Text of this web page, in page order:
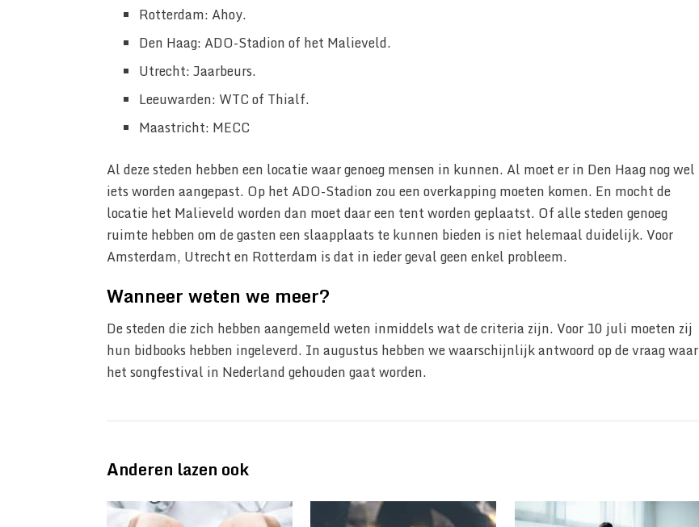
Rotterdam: Ahoy.
Den Haag: ADO-Stadion of het Malieveld.
Utrecht: Jaarbeurs.
Leeuwarden: WTC of Thialf.
Maastricht: MECC
Al deze steden hebben een locatie waar genoeg mensen in kunnen. Al moet er in Den Haag nog wel
iets worden aangepast. Op het ADO-Stadion zou een overkapping moeten komen. En mocht de
locatie het Malieveld worden dan moet daar een tent worden geplaatst. Of alle steden genoeg
ruimte hebben om de gasten een slaapplaats te kunnen bieden is niet helemaal duidelijk. Voor
Amsterdam, Utrecht en Rotterdam is dat in ieder geval geen enkel probleem.
Wanneer weten we meer?
De steden die zich hebben aangemeld weten inmiddels wat de criteria zijn. Voor 10 juli moeten zij
hun bidbooks hebben ingeleverd. In augustus hebben we waarschijnlijk antwoord op de vraag waar
het songfestival in Nederland gehouden gaat worden.
Anderen lazen ook